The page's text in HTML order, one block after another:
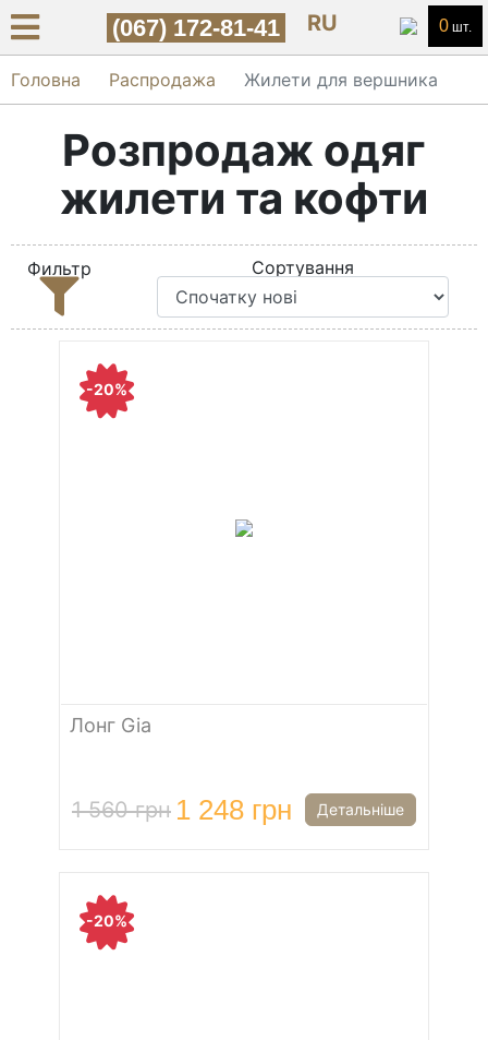
(067) 172-81-41 RU 0 шт.
Головна Распродажа Жилети для вершника
Розпродаж одяг
жилети та кофти
Фильтр Сортування
-20%
Лонг Gia
1 560 грн 1 248 грн Детальніше
-20%